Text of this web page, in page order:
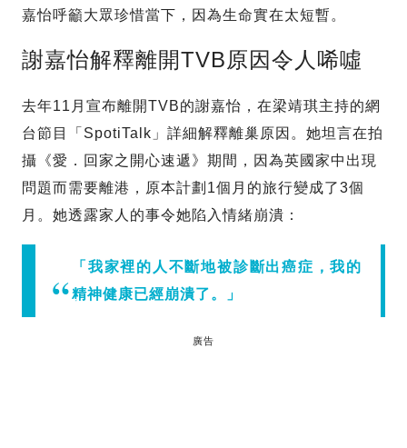
嘉怡呼籲大眾珍惜當下，因為生命實在太短暫。
謝嘉怡解釋離開TVB原因令人唏噓
去年11月宣布離開TVB的謝嘉怡，在梁靖琪主持的網
台節目「SpotiTalk」詳細解釋離巢原因。她坦言在拍
攝《愛．回家之開心速遞》期間，因為英國家中出現
問題而需要離港，原本計劃1個月的旅行變成了3個
月。她透露家人的事令她陷入情緒崩潰：
「我家裡的人不斷地被診斷出癌症，我的
精神健康已經崩潰了。」
廣告